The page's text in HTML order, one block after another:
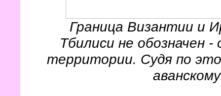
Граница Византии и
Тбилиси не обозначен
территории. Судя по